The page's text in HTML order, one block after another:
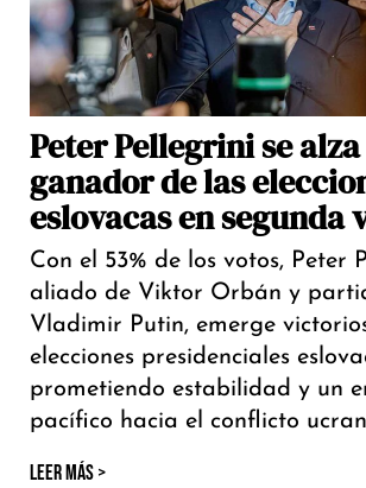
Peter Pellegrini se
ganador de las
eslovacas en segunda
Con el 53% de los votos, Peter
aliado de Viktor Orbán y
Vladimir Putin, emerge
elecciones presidenciales
prometiendo estabilidad y un
pacífico hacia el conflicto
LEER MÁS >